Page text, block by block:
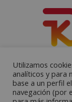
Utilizamos
analíticos y para
base a un perfil
navegación (por